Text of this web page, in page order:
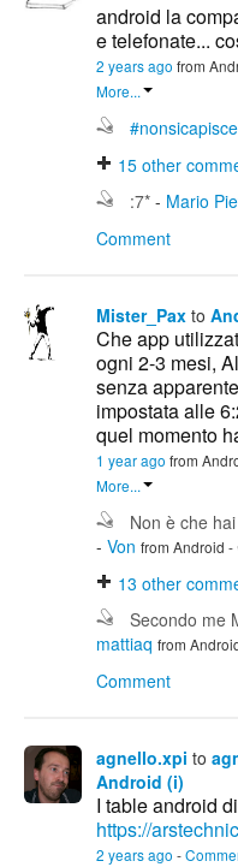
android la
e telefonate...
2 years ago from
More...
#nonsicapisce
15 other
:7* - Mario
Comment
Mister_Pax to
Che app
ogni 2-3 mesi,
senza
impostata alle
quel momento
1 year ago from
More...
Non è che
- Von from Android -
13 other
Secondo me
mattiaq from
Comment
agnello.xpi to
Android (i)
I table android
https://
2 years ago -